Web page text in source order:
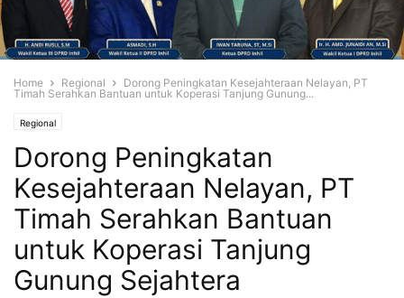
Home Regional
Dorong Peningkatan Kesejahteraan Nelayan, PT
Timah Serahkan Bantuan untuk Koperasi Tanjung Gunung...
Regional
Dorong Peningkatan
Kesejahteraan Nelayan, PT
Timah Serahkan Bantuan
untuk Koperasi Tanjung
Gunung Sejahtera